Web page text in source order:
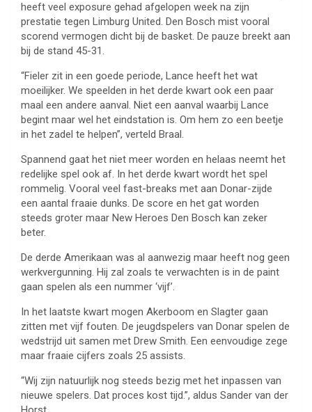
heeft veel exposure gehad afgelopen week na zijn
prestatie tegen Limburg United. Den Bosch mist vooral
scorend vermogen dicht bij de basket. De pauze breekt aan
bij de stand 45-31.
“Fieler zit in een goede periode, Lance heeft het wat
moeilijker. We speelden in het derde kwart ook een paar
maal een andere aanval. Niet een aanval waarbij Lance
begint maar wel het eindstation is. Om hem zo een beetje
in het zadel te helpen”, verteld Braal.
Spannend gaat het niet meer worden en helaas neemt het
redelijke spel ook af. In het derde kwart wordt het spel
rommelig. Vooral veel fast-breaks met aan Donar-zijde
een aantal fraaie dunks. De score en het gat worden
steeds groter maar New Heroes Den Bosch kan zeker
beter.
De derde Amerikaan was al aanwezig maar heeft nog geen
werkvergunning. Hij zal zoals te verwachten is in de paint
gaan spelen als een nummer ‘vijf’.
In het laatste kwart mogen Akerboom en Slagter gaan
zitten met vijf fouten. De jeugdspelers van Donar spelen de
wedstrijd uit samen met Drew Smith. Een eenvoudige zege
maar fraaie cijfers zoals 25 assists.
“Wij zijn natuurlijk nog steeds bezig met het inpassen van
nieuwe spelers. Dat proces kost tijd.”, aldus Sander van der